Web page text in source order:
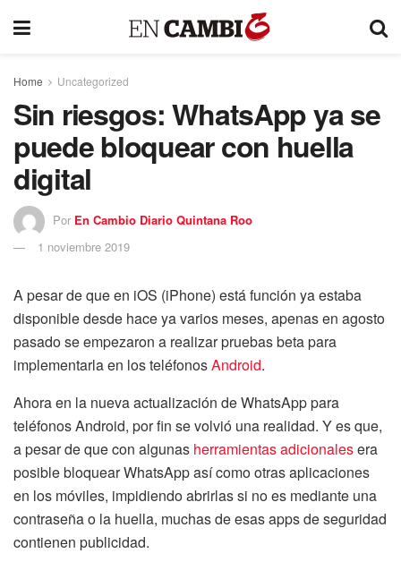
Home Uncategorized
Sin riesgos: WhatsApp ya se
puede bloquear con huella
digital
Por En Cambio Diario Quintana Roo
1 noviembre 2019
A pesar de que en iOS (iPhone) está función ya estaba
disponible desde hace ya varios meses, apenas en agosto
pasado se empezaron a realizar pruebas beta para
implementarla en los teléfonosAndroid.
Ahora en la nueva actualización de WhatsApp para
teléfonos Android, por fin se volvió una realidad. Y es que,
a pesar de que con algunas herramientas adicionalesera
posible bloquear WhatsApp así como otras aplicaciones
en los móviles, impidiendo abrirlas si no es mediante una
contraseña o la huella, muchas de esas apps de seguridad
contienen publicidad.